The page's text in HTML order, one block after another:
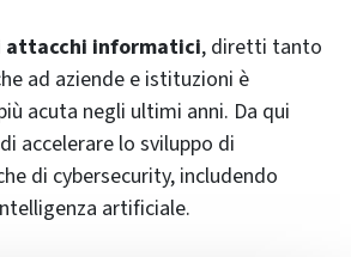
attacchi informatici, diretti tanto
ad aziende e istituzioni è
acuta negli ultimi anni. Da qui
accelerare lo sviluppo di
di cybersecurity, includendo
artificiale.